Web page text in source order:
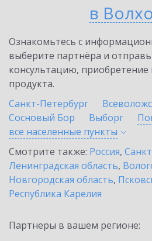
в
Ознакомьтесь с
выберите партнёра и
консультацию, приобретение
продукта.
Санкт-Петербург
Сосновый Бор
Выборг
все населенные пункты
Смотрите также: Россия,
Ленинградская область,
Новгородская область,
Республика Карелия
Партнеры в вашем регионе: